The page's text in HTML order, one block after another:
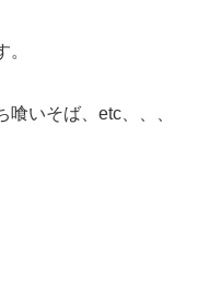
いそば、etc、、、